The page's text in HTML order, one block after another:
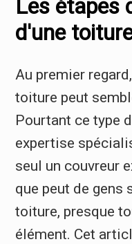
Les étapes
d'une
Au premier
toiture peut
Pourtant ce type
expertise
seul un couvreur
que peut de gens
toiture, presque
élément. Cet